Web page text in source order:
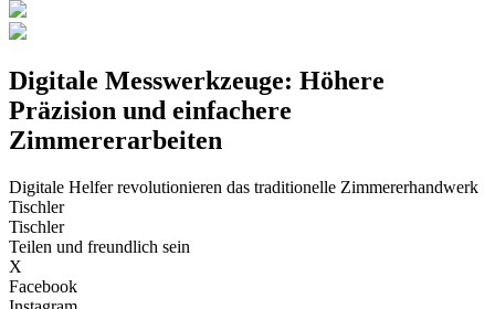
Digitale Messwerkzeuge: Höhere
Präzision und einfachere
Zimmererarbeiten
Digitale Helfer revolutionieren das traditionelle Zimmererhandwerk
Tischler
Tischler
Teilen und freundlich sein
X
Facebook